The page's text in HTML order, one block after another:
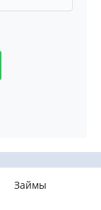
Займы